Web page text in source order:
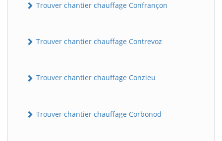
Trouver chantier chauffage Confrançon
Trouver chantier chauffage Contrevoz
Trouver chantier chauffage Conzieu
Trouver chantier chauffage Corbonod
B BatiWebPro
Assistant en ligne